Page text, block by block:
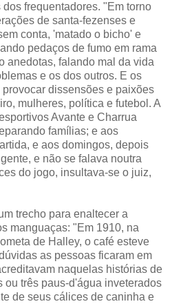
frequentadores. "Em torno
de santa-fezenses e
conta, 'matado o bicho' e
pedaços de fumo em rama
anedotas, falando mal da vida
e os dos outros. E os
dissensões e paixões
mulheres, política e futebol. A
Avante e Charrua
famílias; e aos
e aos domingos, depois
e não se falava noutra
do jogo, insultava-se o juiz,
trecho para enaltecer a
manguaças: "Em 1910, na
de Halley, o café esteve
as pessoas ficaram em
naquelas histórias de
ou três paus-d'água inveterados
de seus cálices de caninha e